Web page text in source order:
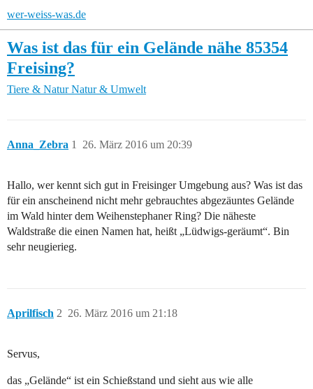
wer-weiss-was.de
Was ist das für ein Gelände nähe 85354
Freising?
Tiere & Natur Natur & Umwelt
Anna_Zebra 26. März 2016 um 20:39
1
Hallo, wer kennt sich gut in Freisinger Umgebung aus? Was ist das
für ein anscheinend nicht mehr gebrauchtes abgezäuntes Gelände
im Wald hinter dem Weihenstephaner Ring? Die näheste
Waldstraße die einen Namen hat, heißt „Lüdwigs-geräumt“. Bin
sehr neugierieg.
Aprilfisch 26. März 2016 um 21:18
2
Servus,
das „Gelände“ ist ein Schießstand und sieht aus wie alle